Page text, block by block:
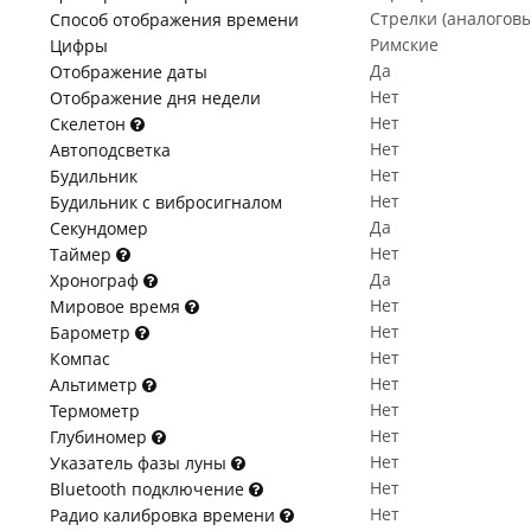
Способ отображения времени
Стрелки
Цифры
Римские
Отображение даты
Да
Отображение дня недели
Нет
Скелетон
Нет
Автоподсветка
Нет
Будильник
Нет
Будильник с вибросигналом
Нет
Секундомер
Да
Таймер
Нет
Хронограф
Да
Мировое время
Нет
Барометр
Нет
Компас
Нет
Альтиметр
Нет
Термометр
Нет
Глубиномер
Нет
Указатель фазы луны
Нет
Bluetooth подключение
Нет
Радио калибровка времени
Нет